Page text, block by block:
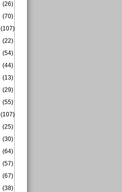
(26)
(70)
(107)
(22)
(54)
(44)
(13)
(29)
(55)
(107)
(25)
(30)
(64)
(57)
(67)
(38)